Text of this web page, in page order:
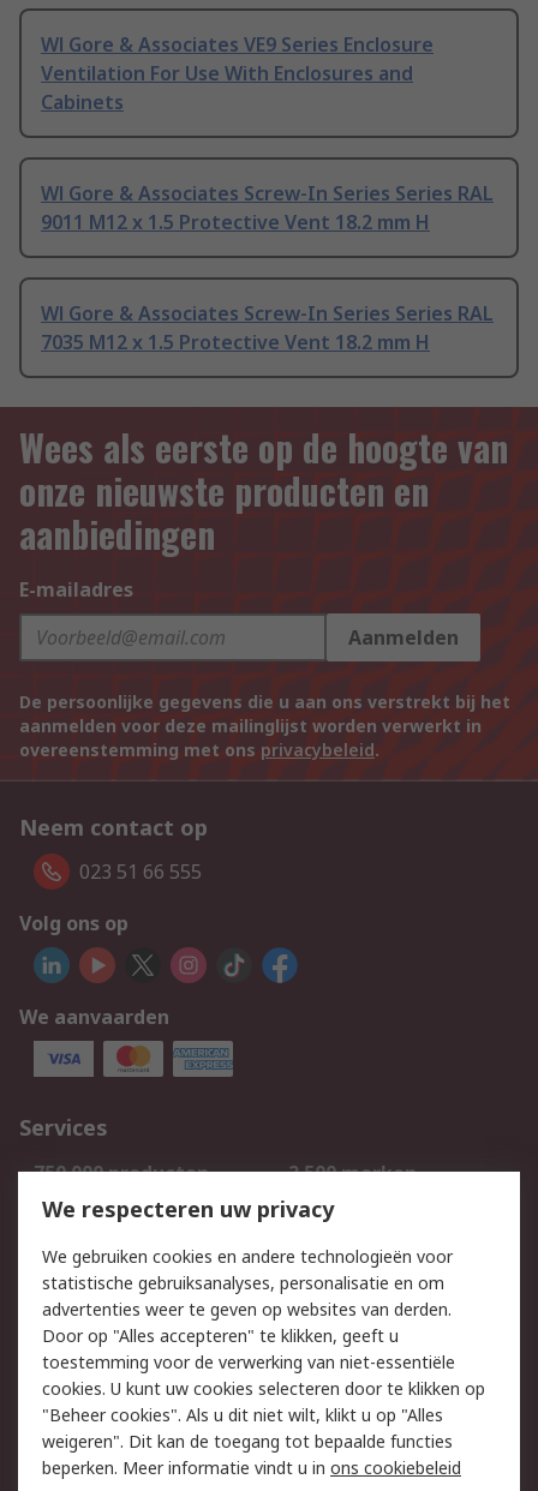
Wl Gore & Associates VE9 Series Enclosure
Ventilation For Use With Enclosures and
Cabinets
Wl Gore & Associates Screw-In Series Series RAL
9011 M12 x 1.5 Protective Vent 18.2 mm H
Wl Gore & Associates Screw-In Series Series RAL
7035 M12 x 1.5 Protective Vent 18.2 mm H
Wees als eerste op de hoogte van
onze nieuwste producten en
aanbiedingen
E-mailadres
Aanmelden
De persoonlijke gegevens die u aan ons verstrekt bij het
aanmelden voor deze mailinglijst worden verwerkt in
overeenstemming met ons privacybeleid.
Neem contact op
023 51 66 555
Volg ons op
We aanvaarden
Services
750.000 producten
2.500 merken
Bestellen
Inkoopoplossingen
Track & Trace
Wettelijk
Cookiebeleid
Email veiligheid
Privacybeleid
Websitevoorwaarden
Algemene
verkoopvoorwaarden
We respecteren uw privacy
We gebruiken cookies en andere technologieën voor
statistische gebruiksanalyses, personalisatie en om
advertenties weer te geven op websites van derden.
Door op "Alles accepteren" te klikken, geeft u
toestemming voor de verwerking van niet-essentiële
cookies. U kunt uw cookies selecteren door te klikken op
"Beheer cookies". Als u dit niet wilt, klikt u op "Alles
weigeren". Dit kan de toegang tot bepaalde functies
beperken. Meer informatie vindt u in ons cookiebeleid